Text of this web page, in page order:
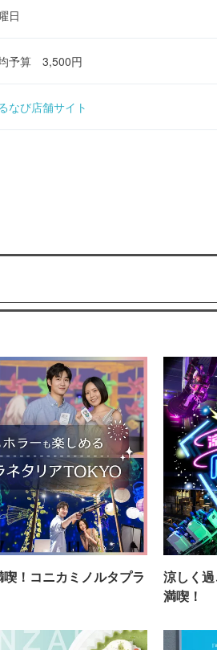
日
予算 3,500円
なび店舗サイト
！コニカミノルタプラ
涼しく
満喫！